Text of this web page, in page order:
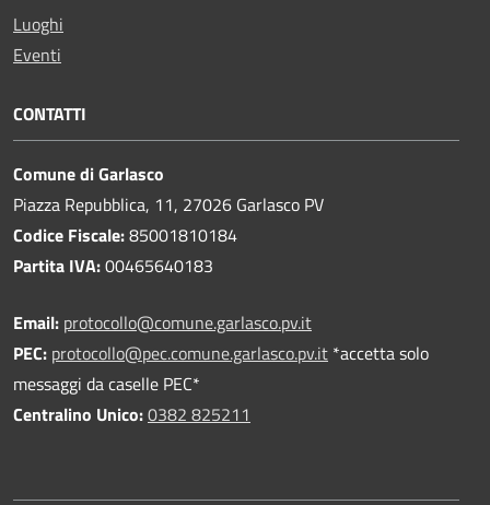
Luoghi
Eventi
CONTATTI
Comune di Garlasco
Piazza Repubblica, 11, 27026 Garlasco PV
Codice Fiscale:85001810184
Partita IVA:00465640183
Email: protocollo@comune.garlasco.pv.it
PEC: protocollo@pec.comune.garlasco.pv.it *accetta solo
messaggi da caselle PEC*
Centralino Unico:0382 825211